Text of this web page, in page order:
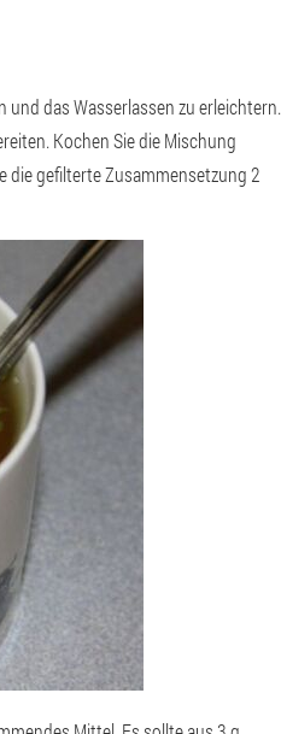
das Wasserlassen zu erleichtern.
Kochen Sie die Mischung
die gefilterte Zusammensetzung 2